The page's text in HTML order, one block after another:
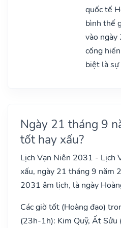
quốc tế
bình thế
vào ngày
cống
biệt là sự
Ngày 21 tháng 9
tốt hay xấu?
Lịch Vạn Niên 2031 - Lịch
xấu, ngày 21 tháng 9 năm
2031 âm lịch, là ngày
Các giờ tốt (Hoàng đạo)
(23h-1h): Kim Quỹ, Ất Sửu